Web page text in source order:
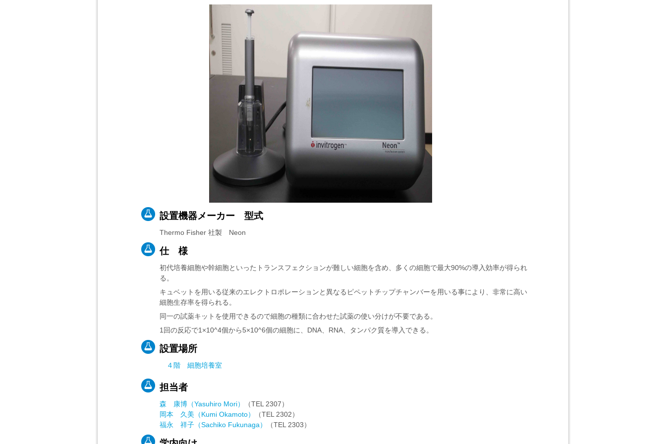
設置機器メーカー 型式
Thermo Fisher 社製 Neon
仕 様
初代培養細胞や幹細胞といったトランスフェクションが難しい細胞を含め、多くの細胞で最大90%の導入効率が得られ
る。
キュベットを用いる従来のエレクトロポレーションと異なるピペットチップチャンバーを用いる事により、非常に高い
細胞生存率を得られる。
同一の試薬キットを使用できるので細胞の種類に合わせた試薬の使い分けが不要である。
1回の反応で1×10^4個から5×10^6個の細胞に、DNA、RNA、タンパク質を導入できる。
設置場所
４階 細胞培養室
担当者
森 康博（Yasuhiro Mori）
（TEL 2307）
岡本 久美（Kumi Okamoto）
（TEL 2302）
福永 祥子（Sachiko Fukunaga）
（TEL 2303）